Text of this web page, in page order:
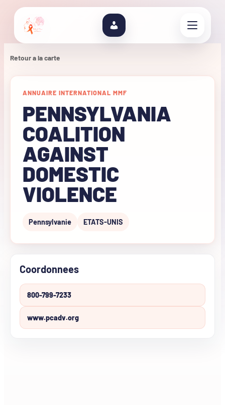
Retour a la carte
ANNUAIRE INTERNATIONAL MMF
PENNSYLVANIA
COALITION
AGAINST
DOMESTIC
VIOLENCE
Pennsylvanie ETATS-UNIS
Coordonnees
800-799-7233
www.pcadv.org